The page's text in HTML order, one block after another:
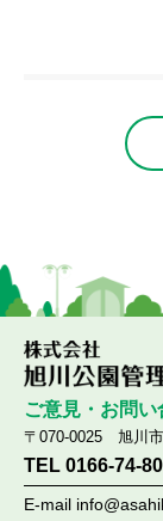
ご意見・お問い
〒070-0025 旭川
TEL 0166-74-
E-mail